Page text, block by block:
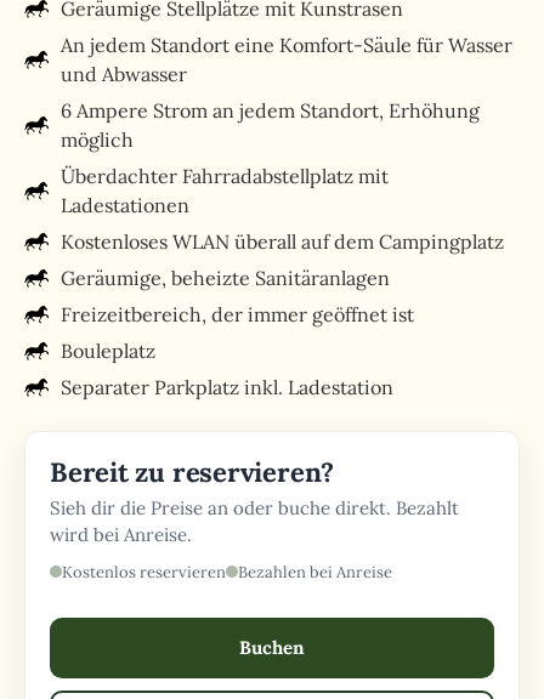
Geräumige Stellplätze mit Kunstrasen
An jedem Standort eine Komfort-Säule für Wasser
und Abwasser
6 Ampere Strom an jedem Standort, Erhöhung
möglich
Überdachter Fahrradabstellplatz mit
Ladestationen
Kostenloses WLAN überall auf dem Campingplatz
Geräumige, beheizte Sanitäranlagen
Freizeitbereich, der immer geöffnet ist
Bouleplatz
Separater Parkplatz inkl. Ladestation
Bereit zu reservieren?
Sieh dir die Preise an oder buche direkt. Bezahlt
wird bei Anreise.
Kostenlos reservieren Bezahlen bei Anreise
Buchen